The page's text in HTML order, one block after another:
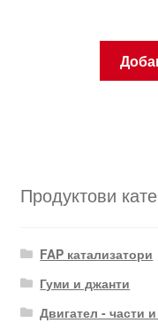
Продуктови
FAP катализатори
Гуми и джанти
Двигател - части